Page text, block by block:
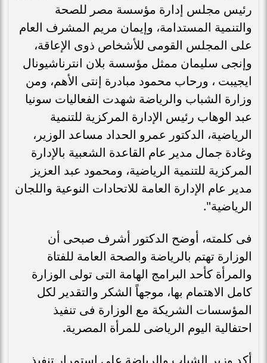
رئيس مجلس إدارة مؤسسة مصر للصحة
والتنمية المستدامة، وإيمان مريم المشرف العام
على المجلس القومى للأشخاص ذوى الإعاقة،
وإنجى سليمان ممثل مؤسسة بلان انترناشيونال
ايجيبت ، ورحاب محمود مبادرة إنتى الأهم، ومن
وزارة الشباب والرياضة شهدت الفعاليات سونيا
عبد الوهاب رئيس الإدارة المركزية للتنمية
الرياضية، الدكتور عمرو الحداد مساعد الوزير،
وغادة جمال مدير عام القاعدة الشعبية بالإدارة
المركزية للتنمية الرياضية، ومحمود عبد العزيز
مدير عام الإدارة العامة للاتحادات النوعية واللجان
الرياضية".
فى كلمته، أوضح الدكتور أشرف صبحى أن
الوزارة تهتم بالرياضة والصحة العامة للفتاة
والمرأة كأحد البرامج الهامة التى تولى الوزارة
كامل الاهتمام بها، موجهاً الشكر والتقدير لكل
المؤسسات الشريكة مع الوزارة فى تنفيذ
احتفالية اليوم الرياضى للمرأة المصرية.
أكد وزير الشباب والرياضة على استمرار تنفيذ